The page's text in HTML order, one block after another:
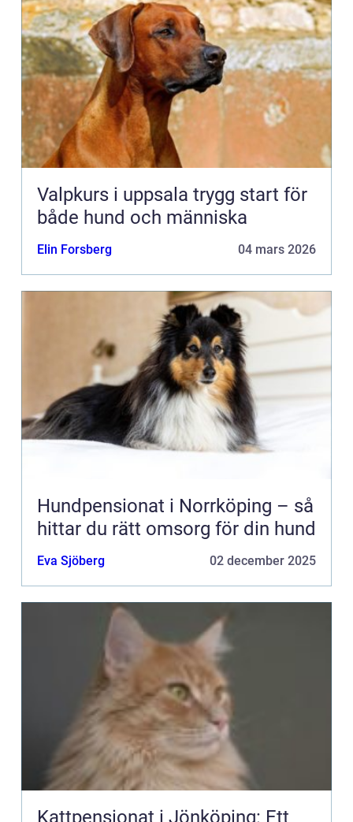
Valpkurs i uppsala trygg start för
både hund och människa
Elin Forsberg 04 mars 2026
Hundpensionat i Norrköping – så
hittar du rätt omsorg för din hund
Eva Sjöberg 02 december 2025
Kattpensionat i Jönköping: Ett